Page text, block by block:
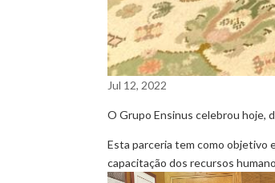
Jul 12, 2022
O Grupo Ensinus celebrou hoje,
Esta parceria tem como objetivo
capacitação dos recursos